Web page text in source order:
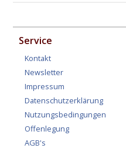
Service
Kontakt
Newsletter
Impressum
Datenschutzerklärung
Nutzungsbedingungen
Offenlegung
AGB's